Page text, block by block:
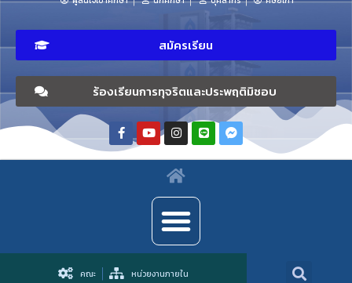
สมัครเรียน
ร้องเรียนการทุจริตและประพฤติมิชอบ
คณะ หน่วยงานภายใน